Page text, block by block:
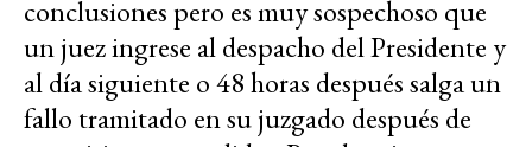
conclusiones pero es muy sospechoso que
un juez ingrese al despacho del Presidente y
al día siguiente o 48 horas después salga un
fallo tramitado en su juzgado después de